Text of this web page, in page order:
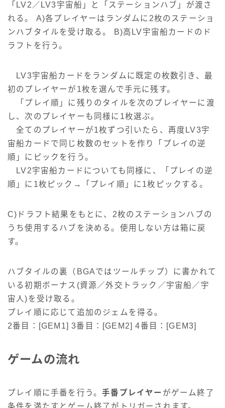
「LV2／LV3宇宙船」と「ステーションハブ」が渡さ
れる。 A)各プレイヤーはランダムに2枚のステーショ
ンハブタイルを受け取る。 B)高LV宇宙船カードのド
ラフトを行う。
LV3宇宙船カードをランダムに既定の枚数引き、最
初のプレイヤーが1枚を選んで手元に残す。
「プレイ順」に残りのタイルを次のプレイヤーに渡
し、次のプレイヤーも同様に1枚選ぶ。
全てのプレイヤーが1枚ずつ引いたら、再度LV3宇
宙船カードで同じ枚数のセットを作り「プレイの逆
順」にピックを行う。
LV2宇宙船カードについても同様に、「プレイの逆
順」に1枚ピック→「プレイ順」に1枚ピックする。
C)ドラフト結果をもとに、2枚のステーションハブの
うち使用するハブを決める。使用しない方は箱に戻
す。
ハブタイルの裏（BGAではツールチップ）に書かれて
いる初期ボーナス(資源／外交トラック／宇宙船／宇
宙人)を受け取る。
プレイ順に応じて追加のジェムを得る。
2番目：[GEM1] 3番目：[GEM2] 4番目：[GEM3]
ゲームの流れ
プレイ順に手番を行う。手番プレイヤー がゲーム終了